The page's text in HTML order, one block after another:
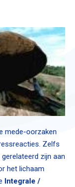
mede-oorzaken
Zelfs
zijn aan
het lichaam
Integrale /